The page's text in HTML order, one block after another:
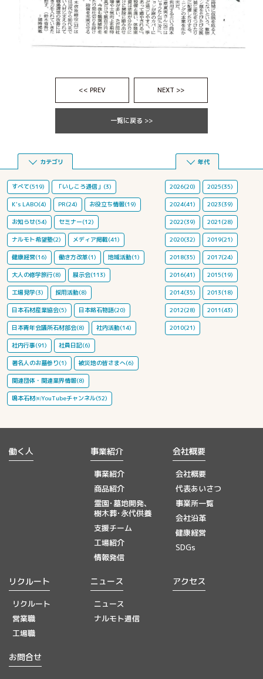
<< PREV NEXT >>
一覧に戻る >>
カテゴリ
すべて(519) 「いしころ通信」(3)
K's LABO(4) PR(24) お役立ち情報(19)
お知らせ(54) セミナー(12)
ナルモト希望塾(2) メディア掲載(41)
健康経営(16) 働き方改革(1) 地域活動(1)
大人の修学旅行(8) 展示会(113)
工場見学(3) 採用活動(8)
日本石材産業協会(5) 日本銘石物語(20)
日本青年会議所石材部会(8) 社内活動(14)
社内行事(91) 社員日記(6)
著名人のお墓参り(1) 被災地の皆さまへ(6)
関連団体・関連業界情報(8)
鳴本石材㈱YouTubeチャンネル(52)
年代
2026(20) 2025(35)
2024(41) 2023(39)
2022(39) 2021(28)
2020(32) 2019(21)
2018(35) 2017(24)
2016(41) 2015(19)
2014(35) 2013(18)
2012(28) 2011(43)
2010(21)
働く人 事業紹介
事業紹介
商品紹介
霊園･墓地開発、
樹木葬･永代供養
支援チーム
工場紹介
情報発信
会社概要
会社概要
代表あいさつ
事業所一覧
会社沿革
健康経営
SDGs
リクルート
リクルート
営業職
工場職
ニュース
ニュース
ナルモト通信
アクセス
お問合せ